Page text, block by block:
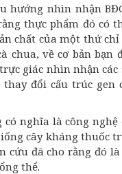
hướng nhìn nhận
thực phẩm đó có
chất của một thứ
chua, về cơ bản bạn
giác nhìn nhận các
đổi cấu trúc
nghĩa là công
cây kháng thuốc
cứu đã cho rằng đó
thể.